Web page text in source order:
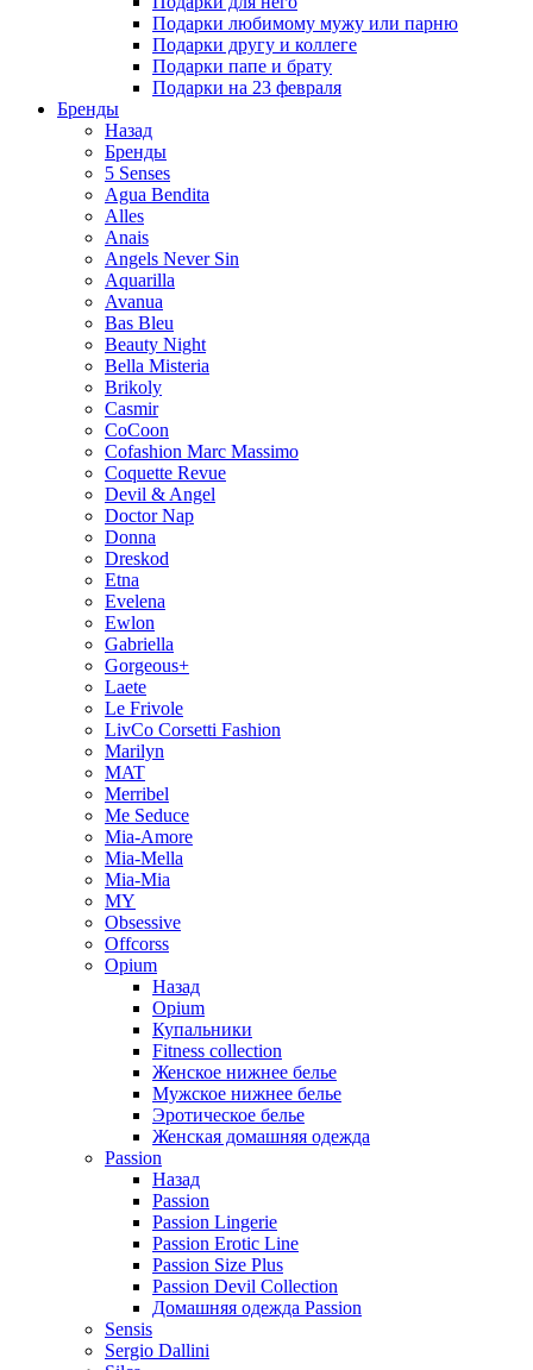
Подарки любимому мужу или парню
Подарки другу и коллеге
Подарки папе и брату
Подарки на 23 февраля
Бренды
Назад
Бренды
5 Senses
Agua Bendita
Alles
Anais
Angels Never Sin
Aquarilla
Avanua
Bas Bleu
Beauty Night
Bella Misteria
Brikoly
Casmir
CoCoon
Cofashion Marc Massimo
Coquette Revue
Devil & Angel
Doctor Nap
Donna
Dreskod
Etna
Evelena
Ewlon
Gabriella
Gorgeous+
Laete
Le Frivole
LivCo Corsetti Fashion
Marilyn
MAT
Merribel
Me Seduce
Mia-Amore
Mia-Mella
Mia-Mia
MY
Obsessive
Offcorss
Opium
Назад
Opium
Купальники
Fitness collection
Женское нижнее белье
Мужское нижнее белье
Эротическое белье
Женская домашняя одежда
Passion
Назад
Passion
Passion Lingerie
Passion Erotic Line
Passion Size Plus
Passion Devil Collection
Домашняя одежда Passion
Sensis
Sergio Dallini